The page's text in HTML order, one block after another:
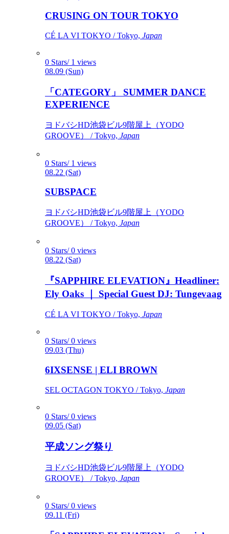
CRUSING ON TOUR TOKYO
CÉ LA VI TOKYO / Tokyo, Japan
0 Stars/ 1 views
08.09 (Sun)
「CATEGORY」 SUMMER DANCE
EXPERIENCE
ヨドバシHD池袋ビル9階屋上（YODO
GROOVE） / Tokyo, Japan
0 Stars/ 1 views
08.22 (Sat)
SUBSPACE
ヨドバシHD池袋ビル9階屋上（YODO
GROOVE） / Tokyo, Japan
0 Stars/ 0 views
08.22 (Sat)
『SAPPHIRE ELEVATION』Headliner:
Ely Oaks ｜ Special Guest DJ: Tungevaag
CÉ LA VI TOKYO / Tokyo, Japan
0 Stars/ 0 views
09.03 (Thu)
6IXSENSE | ELI BROWN
SEL OCTAGON TOKYO / Tokyo, Japan
0 Stars/ 0 views
09.05 (Sat)
平成ソング祭り
ヨドバシHD池袋ビル9階屋上（YODO
GROOVE） / Tokyo, Japan
0 Stars/ 0 views
09.11 (Fri)